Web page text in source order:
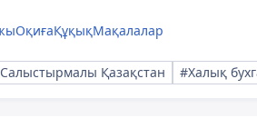
ОқиғаҚұқықМақалалар
Қазақстан #Халық